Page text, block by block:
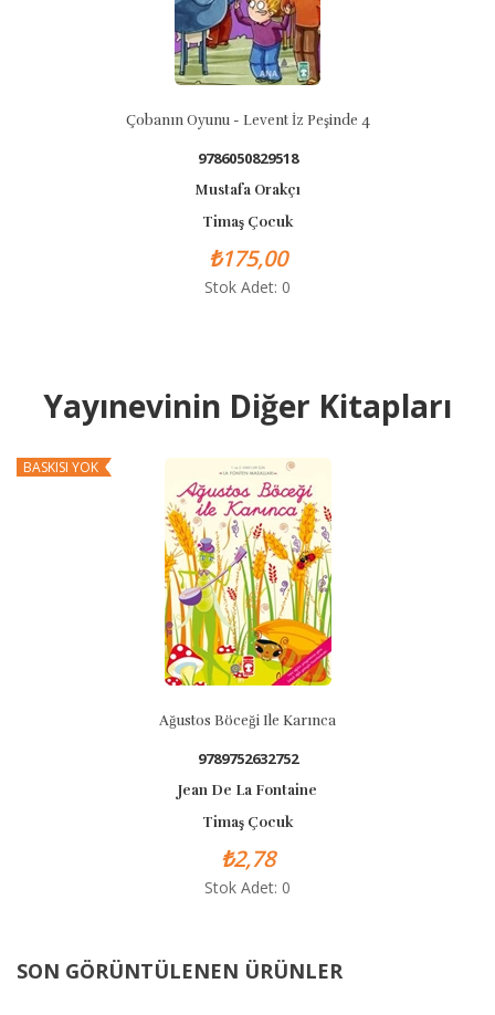
Çobanın Oyunu - Levent İz Peşinde 4
9786050829518
Mustafa Orakçı
Timaş Çocuk
₺175,00
Stok Adet: 0
Yayınevinin Diğer Kitapları
BASKISI YOK
Ağustos Böceği Ile Karınca
9789752632752
Jean De La Fontaine
Timaş Çocuk
₺2,78
Stok Adet: 0
SON GÖRÜNTÜLENEN ÜRÜNLER